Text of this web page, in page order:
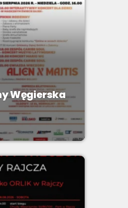
Węgierska